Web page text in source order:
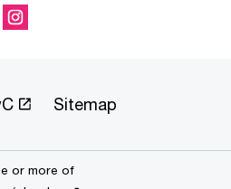
Sitemap
or more of